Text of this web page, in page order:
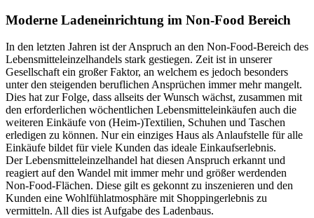
Moderne Ladeneinrichtung im Non-Food Bereich
In den letzten Jahren ist der Anspruch an den Non-Food-Bereich des
Lebensmitteleinzelhandels stark gestiegen. Zeit ist in unserer
Gesellschaft ein großer Faktor, an welchem es jedoch besonders
unter den steigenden beruflichen Ansprüchen immer mehr mangelt.
Dies hat zur Folge, dass allseits der Wunsch wächst, zusammen mit
den erforderlichen wöchentlichen Lebensmitteleinkäufen auch die
weiteren Einkäufe von (Heim-)Textilien, Schuhen und Taschen
erledigen zu können. Nur ein einziges Haus als Anlaufstelle für alle
Einkäufe bildet für viele Kunden das ideale Einkaufserlebnis.
Der Lebensmitteleinzelhandel hat diesen Anspruch erkannt und
reagiert auf den Wandel mit immer mehr und größer werdenden
Non-Food-Flächen. Diese gilt es gekonnt zu inszenieren und den
Kunden eine Wohlfühlatmosphäre mit Shoppingerlebnis zu
vermitteln. All dies ist Aufgabe des Ladenbaus.